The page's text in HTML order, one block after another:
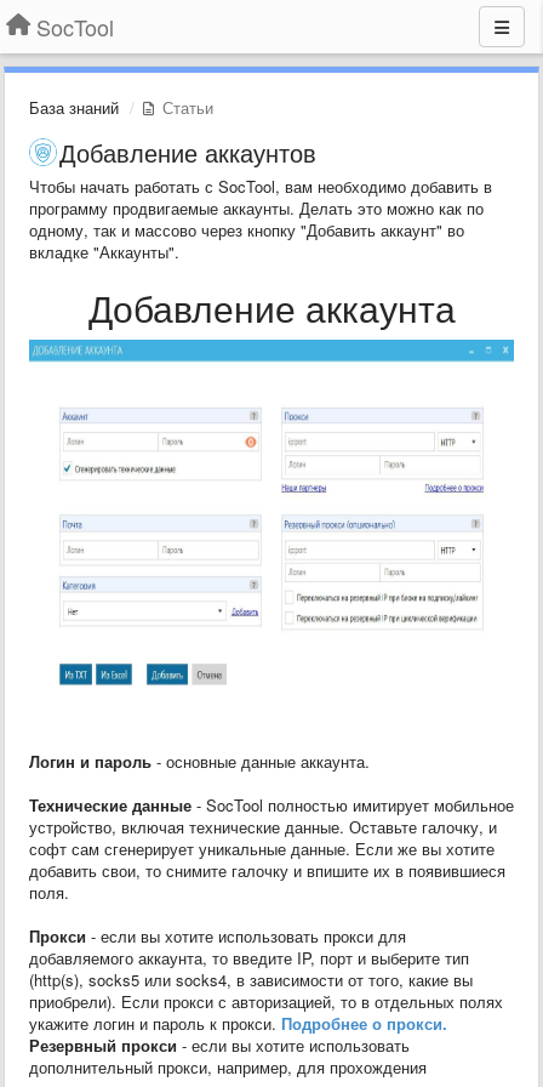
SocTool
База знаний Статьи
Добавление аккаунтов
Чтобы начать работать с SocTool, вам необходимо добавить в
программу продвигаемые аккаунты. Делать это можно как по
одному, так и массово через кнопку "Добавить аккаунт" во
вкладке "Аккаунты".
Добавление аккаунта
Логин и пароль - основные данные аккаунта.
Технические данные - SocTool полностью имитирует мобильное
устройство, включая технические данные. Оставьте галочку, и
софт сам сгенерирует уникальные данные. Если же вы хотите
добавить свои, то снимите галочку и впишите их в появившиеся
поля.
Прокси - если вы хотите использовать прокси для
добавляемого аккаунта, то введите IP, порт и выберите тип
(http(s), socks5 или socks4, в зависимости от того, какие вы
приобрели). Если прокси с авторизацией, то в отдельных полях
укажите логин и пароль к прокси. Подробнее о прокси.
Резервный прокси - если вы хотите использовать
дополнительный прокси, например, для прохождения